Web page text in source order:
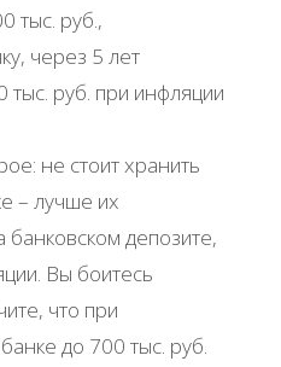
тыс. руб.,
через 5 лет
тыс. руб. при инфляции
не стоит хранить
– лучше их
банковском депозите,
Вы боитесь
что при
до 700 тыс. руб.